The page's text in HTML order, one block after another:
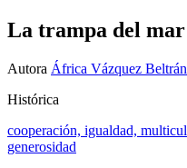
La trampa del mar
Autora África Vázquez Beltrán
Histórica
cooperación, igualdad,
generosidad